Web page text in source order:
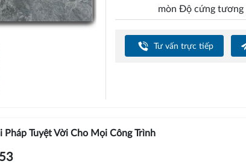
mòn Độ cứng tương
Tư vấn trực tiếp
Tuyệt Vời Cho Mọi Công Trình